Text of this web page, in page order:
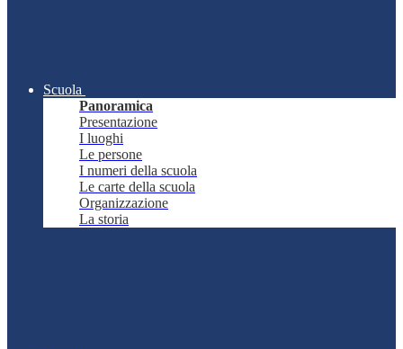
Scuola
Panoramica
Presentazione
I luoghi
Le persone
I numeri della scuola
Le carte della scuola
Organizzazione
La storia